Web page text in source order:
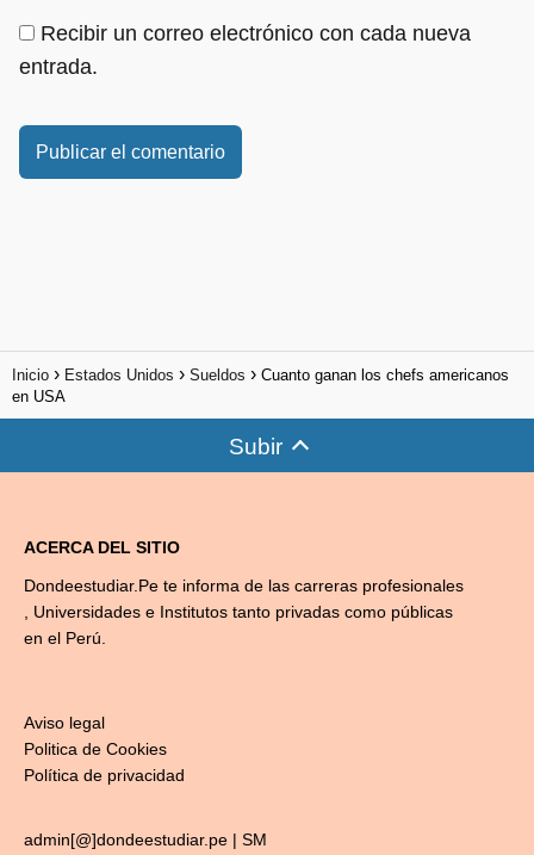
Recibir un correo electrónico con cada nueva
entrada.
Inicio Estados Unidos Sueldos
Cuanto ganan los chefs americanos
en USA
Subir
ACERCA DEL SITIO
Dondeestudiar.Pe te informa de las carreras profesionales
, Universidades e Institutos tanto privadas como públicas
en el Perú.
Aviso legal
Politica de Cookies
Política de privacidad
admin[@]dondeestudiar.pe | SM